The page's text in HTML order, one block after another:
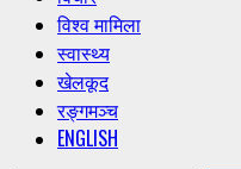
विश्व मामिला
स्वास्थ्य
खेलकूद
रङ्गमञ्च
ENGLISH